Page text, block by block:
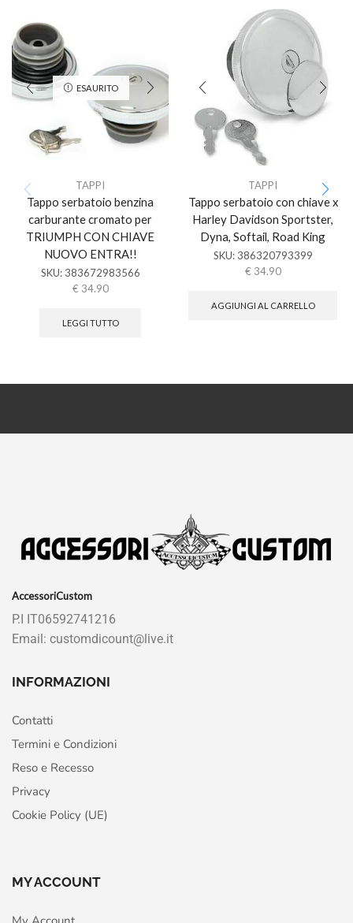
ESAURITO
TAPPI
Tappo serbatoio benzina
carburante cromato per
TRIUMPH CON CHIAVE
NUOVO ENTRA!!
SKU: 383672983566
€ 34.90
LEGGI TUTTO
TAPPI
Tappo serbatoio con chiave x
Harley Davidson Sportster,
Dyna, Softail, Road King
SKU: 386320793399
€ 34.90
AGGIUNGI AL CARRELLO
AccessoriCustom
P.I IT06592741216
Email: customdicount@live.it
INFORMAZIONI
Contatti
Termini e Condizioni
Reso e Recesso
Privacy
Cookie Policy (UE)
MY ACCOUNT